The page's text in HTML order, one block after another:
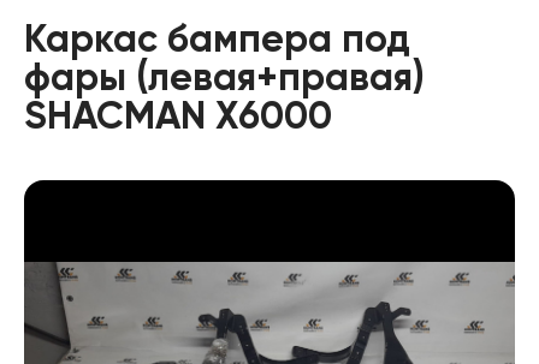
Каркас бампера под
фары (левая+правая)
SHACMAN X6000